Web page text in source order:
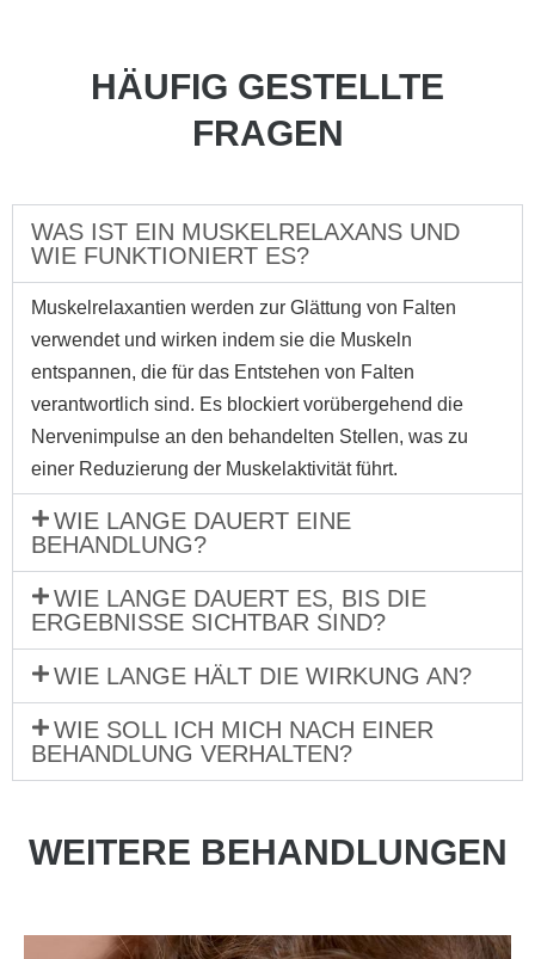
HÄUFIG GESTELLTE
FRAGEN
WAS IST EIN MUSKELRELAXANS UND
WIE FUNKTIONIERT ES?
Muskelrelaxantien werden zur Glättung von Falten
verwendet und wirken indem sie die Muskeln
entspannen, die für das Entstehen von Falten
verantwortlich sind. Es blockiert vorübergehend die
Nervenimpulse an den behandelten Stellen, was zu
einer Reduzierung der Muskelaktivität führt.
WIE LANGE DAUERT EINE
BEHANDLUNG?
WIE LANGE DAUERT ES, BIS DIE
ERGEBNISSE SICHTBAR SIND?
WIE LANGE HÄLT DIE WIRKUNG AN?
WIE SOLL ICH MICH NACH EINER
BEHANDLUNG VERHALTEN?
WEITERE BEHANDLUNGEN